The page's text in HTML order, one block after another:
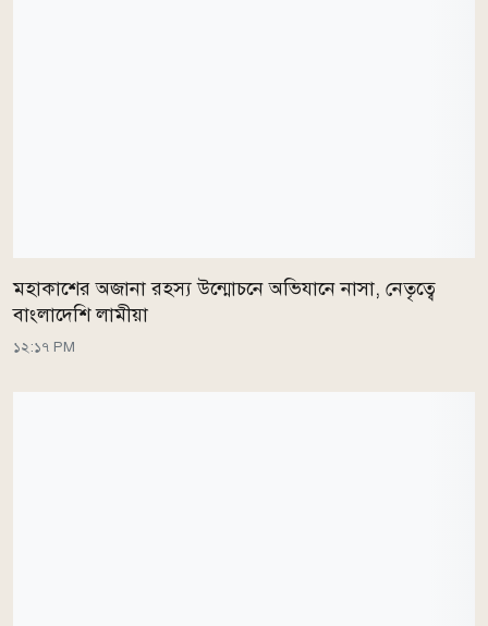
মহাকাশের অজানা রহস্য উন্মোচনে অভিযানে নাসা, নেতৃত্বে
বাংলাদেশি লামীয়া
১২:১৭ PM